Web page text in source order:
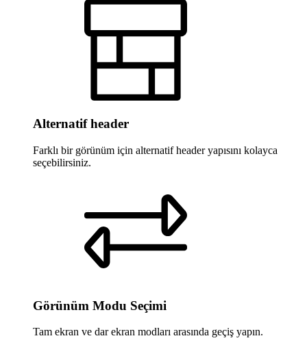
Alternatif header
Farklı bir görünüm için alternatif header yapısını kolayca
seçebilirsiniz.
Görünüm Modu Seçimi
Tam ekran ve dar ekran modları arasında geçiş yapın.